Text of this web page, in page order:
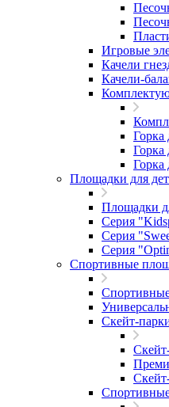
Игровые
Качели
Качели-
Горка
Горка
Горка
Площадки для
Площадки
Серия
Серия
Серия
Спортивные
Скейт-